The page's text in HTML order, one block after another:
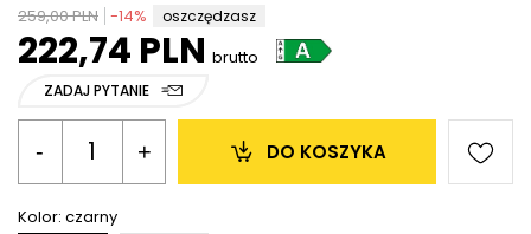
259,00 PLN -14% oszczędzasz
222,74 PLN brutto
ZADAJ PYTANIE
Kolor: czarny
- + DO KOSZYKA